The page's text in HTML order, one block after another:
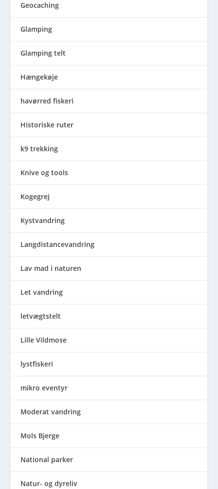
Geocaching
Glamping
Glamping telt
Hængekøje
havørred fiskeri
Historiske ruter
k9 trekking
Knive og tools
Kogegrej
Kystvandring
Langdistancevandring
Lav mad i naturen
Let vandring
letvægtstelt
Lille Vildmose
lystfiskeri
mikro eventyr
Moderat vandring
Mols Bjerge
National parker
Natur- og dyreliv